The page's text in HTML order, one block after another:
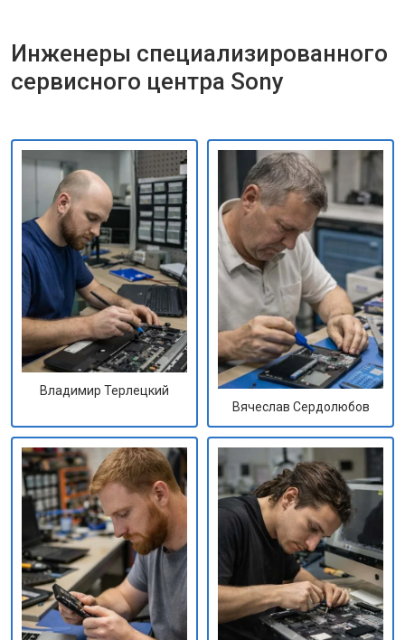
Инженеры специализированного
сервисного центра Sony
Владимир Терлецкий
Вячеслав Сердолюбов